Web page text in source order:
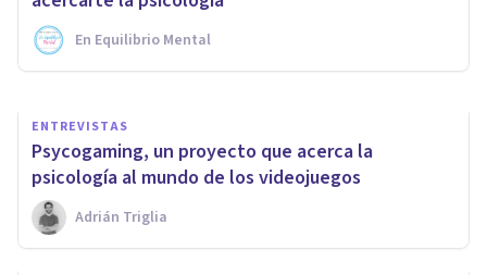
En Equilibrio Mental
Luis Martínez-Casasola Hernández
ENTREVISTAS
Psycogaming, un proyecto que acerca la
psicología al mundo de los videojuegos
Adrián Triglia